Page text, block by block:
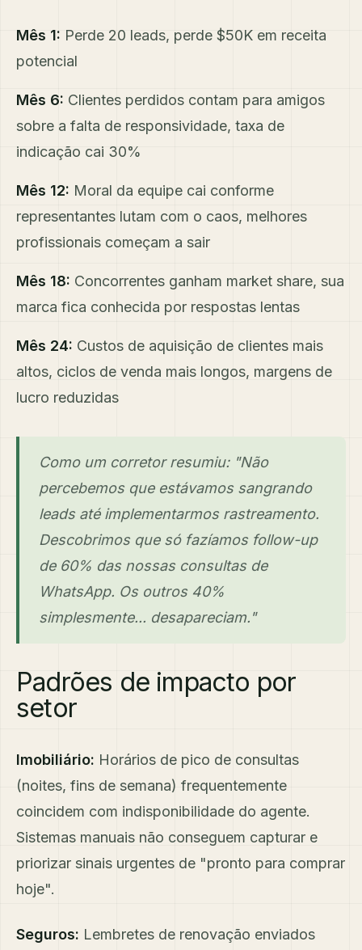
Mês 1: Perde 20 leads, perde $50K em receita
potencial
Mês 6: Clientes perdidos contam para amigos
sobre a falta de responsividade, taxa de
indicação cai 30%
Mês 12: Moral da equipe cai conforme
representantes lutam com o caos, melhores
profissionais começam a sair
Mês 18: Concorrentes ganham market share, sua
marca fica conhecida por respostas lentas
Mês 24: Custos de aquisição de clientes mais
altos, ciclos de venda mais longos, margens de
lucro reduzidas
Como um corretor resumiu: "Não
percebemos que estávamos sangrando
leads até implementarmos rastreamento.
Descobrimos que só fazíamos follow-up
de 60% das nossas consultas de
WhatsApp. Os outros 40%
simplesmente... desapareciam."
Padrões de impacto por
setor
Imobiliário: Horários de pico de consultas
(noites, fins de semana) frequentemente
coincidem com indisponibilidade do agente.
Sistemas manuais não conseguem capturar e
priorizar sinais urgentes de "pronto para comprar
hoje".
Seguros: Lembretes de renovação enviados